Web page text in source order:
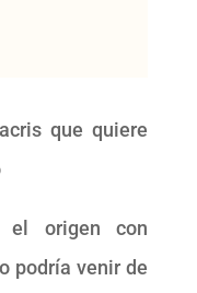
que quiere
el origen con
podría venir de